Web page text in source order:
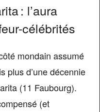
: l’aura
célébrités
mondain assumé
plus d’une décennie
(11 Faubourg).
(et